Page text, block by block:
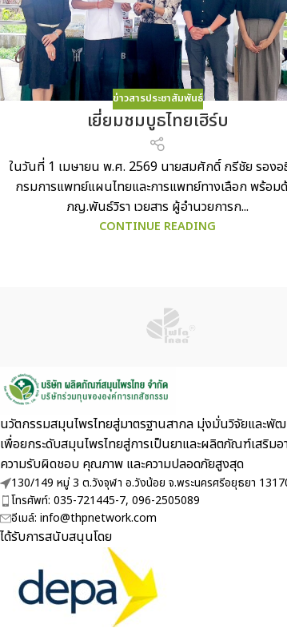
ข่าวสารประชาสัมพันธ์
เยี่ยมชมบูธไทยเฮิร์บ
ในวันที่ 1 เมษายน พ.ศ. 2569 นายสมศักดิ์ กรีชัย รอง
กรมการแพทย์แผนไทยและการแพทย์ทางเลือก พร้อม
ภญ.พันธ์วิรา เวยสาร ผู้อำนวยการก...
CONTINUE READING
นวัตกรรมสมุนไพรไทยสู่มาตรฐานสากล มุ่งมั่นวิจัยและ
เพื่อยกระดับสมุนไพรไทยสู่การเป็นยาและผลิตภัณฑ์เ
ความรับผิดชอบ คุณภาพ และความปลอดภัยสูงสุด
130/149 หมู่ 3 ต.วังจุฬา อ.วังน้อย จ.พระนครศรีอยุธยา
โทรศัพท์: 035-721445-7, 096-2505089
อีเมล์: info@thpnetwork.com
ได้รับการสนับสนุนโดย